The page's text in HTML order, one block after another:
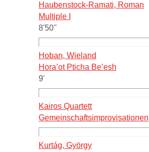
Haubenstock-Ramati, Roman
Multiple I
8'50''
Hoban, Wieland
Hora’ot Pticha Be’esh
9'
Kairos Quartett
Gemeinschaftsimprovisationen
Kurtág, György